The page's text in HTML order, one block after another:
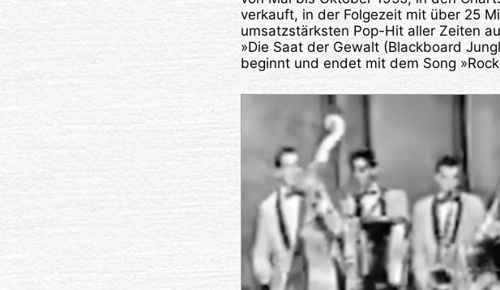
verkauft, in der Folgezeit mit über 25
umsatzstärksten Pop-Hit aller Zeiten
»Die Saat der Gewalt (Blackboard
beginnt und endet mit dem Song